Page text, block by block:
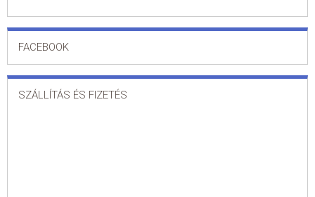
FACEBOOK
SZÁLLÍTÁS ÉS FIZETÉS